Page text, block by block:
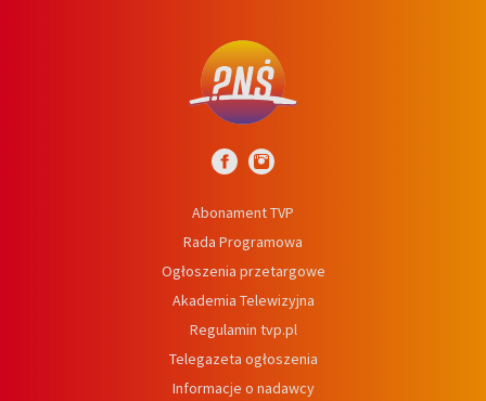
Abonament TVP
Rada Programowa
Ogłoszenia przetargowe
Akademia Telewizyjna
Regulamin tvp.pl
Telegazeta ogłoszenia
Informacje o nadawcy